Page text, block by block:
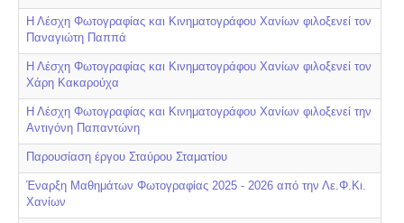
Η Λέσχη Φωτογραφίας και Κινηματογράφου Χανίων φιλοξενεί τον
Παναγιώτη Παππά
Η Λέσχη Φωτογραφίας και Κινηματογράφου Χανίων φιλοξενεί τον
Χάρη Κακαρούχα
Η Λέσχη Φωτογραφίας και Κινηματογράφου Χανίων φιλοξενεί την
Αντιγόνη Παπαντώνη
Παρουσίαση έργου Σταύρου Σταματίου
Έναρξη Μαθημάτων Φωτογραφίας 2025 - 2026 από την Λε.Φ.Κι.
Χανίων